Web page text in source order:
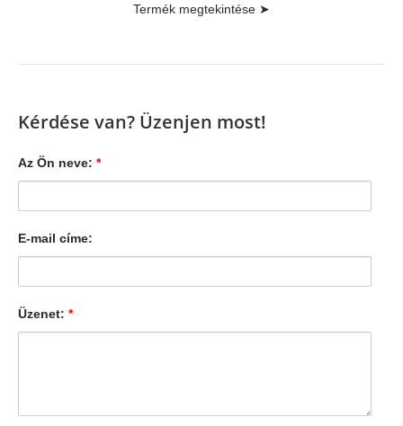
Termék megtekintése ➤
Kérdése van? Üzenjen most!
Az Ön neve: *
E-mail címe:
Üzenet: *